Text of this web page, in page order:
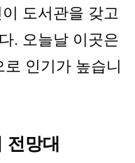
도서관을 갖고
. 오늘날 이곳은
인기가 높습니
망대